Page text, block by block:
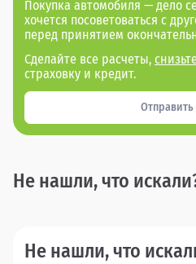
Покупка автомобиля — дело
хочется посоветоваться с
перед принятием
Сделайте все расчеты,
страховку и кредит.
Отправить
Не нашли, что
Не нашли, что